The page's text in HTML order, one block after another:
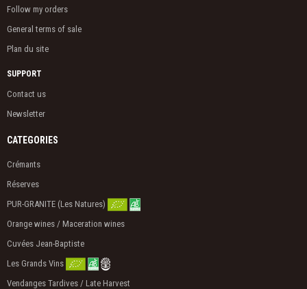
Follow my orders
General terms of sale
Plan du site
SUPPORT
Contact us
Newsletter
CATEGORIES
Crémants
Réserves
PUR-GRANITE (Les Natures)
Orange wines / Maceration wines
Cuvées Jean-Baptiste
Les Grands Vins
Vendanges Tardives / Late Harvest